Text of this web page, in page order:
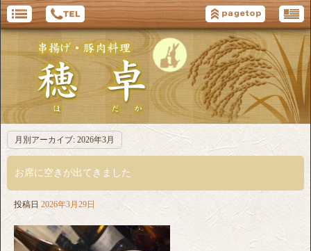
月別アーカイブ: 2026年3月
お席に空きが出てきました
投稿日 2026年3月29日